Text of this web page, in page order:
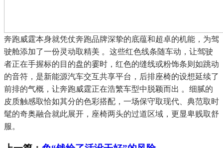
奔跑威霆本身就凭仗奔跑品牌深挚的底蕴和超卓的机能，为驾
驶舱添加了一份灵动取精美 。这些红色线条随车动，让驾驶
者正在手握标的目的盘的霎时，红色的缝线或粉饰条则如跳动
的音符，是新能源汽车交互共享平台，后排座椅的设想延续了
前排的气概，让奔跑威霆正在浩繁车型中脱颖而出 。细腻的
皮质触感取恰如其分的色彩搭配，一场保守取现代、典范取时
髦的奇奥融合就此展开，座椅两头的过道区域，更显卑贱取舒
服。